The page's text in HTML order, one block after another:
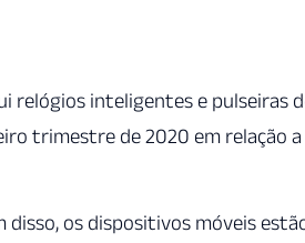
relógios inteligentes e pulseiras
trimestre de 2020 em relação a
disso, os dispositivos móveis